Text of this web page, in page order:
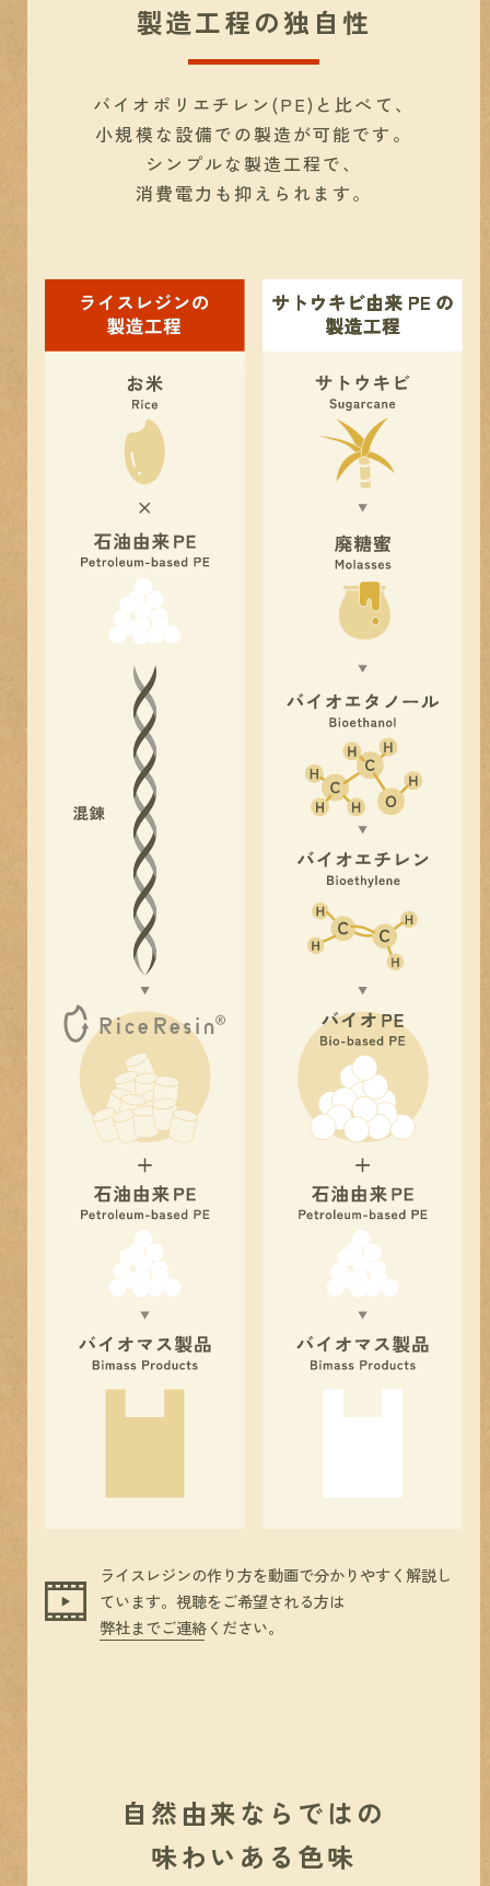
製造工程の独自性
バイオポリエチレン(PE)と比べて、
小規模な設備での製造が可能です。
シンプルな製造工程で、
消費電力も抑えられます。
ライスレジンの作り方を動画で分かりやすく解説し
ています。視聴をご希望される方は
弊社までご連絡ください。
自然由来ならではの
味わいある色味